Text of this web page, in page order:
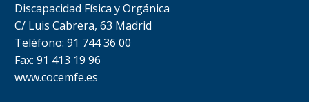
Discapacidad Física y Orgánica
C/ Luis Cabrera, 63 Madrid
Teléfono: 91 744 36 00
Fax: 91 413 19 96
www.cocemfe.es